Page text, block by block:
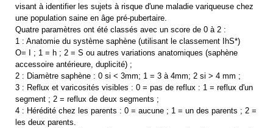
visant à identifier les sujets à risque d'une maladie variqueuse chez
une population saine en âge pré-pubertaire.
Quatre paramètres ont été classés avec un score de 0 à 2 :
1 : Anatomie du système saphène (utilisant le classement IhS*)
O= I ; 1 = h ; 2 = S ou autres variations anatomiques (saphène
accessoire antérieure, duplicité) ;
2 : Diamètre saphène : 0 si < 3mm; 1 = 3 à 4mm; 2 si > 4 mm ;
3 : Reflux et varicosités visibles : 0 = pas de reflux : 1 = reflux d'un
segment ; 2 = reflux de deux segments ;
4 : Hérédité chez les parents : 0 = aucune ; 1 = un des parents ; 2 =
les deux parents.